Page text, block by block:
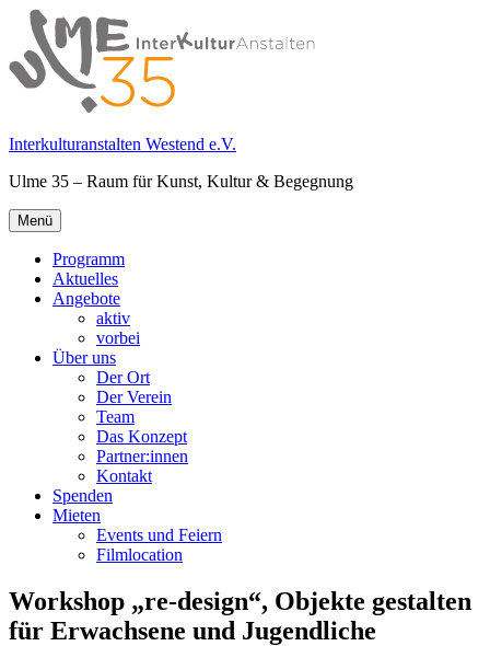
Springe
zum
Inhalt
Interkulturanstalten Westend e.V.
Ulme 35 – Raum für Kunst, Kultur & Begegnung
Primäres
Menü
Menü
Programm
Aktuelles
Angebote
aktiv
vorbei
Über uns
Der Ort
Der Verein
Team
Das Konzept
Partner:innen
Kontakt
Spenden
Mieten
Events und Feiern
Filmlocation
Workshop „re-design“, Objekte gestalten
für Erwachsene und Jugendliche